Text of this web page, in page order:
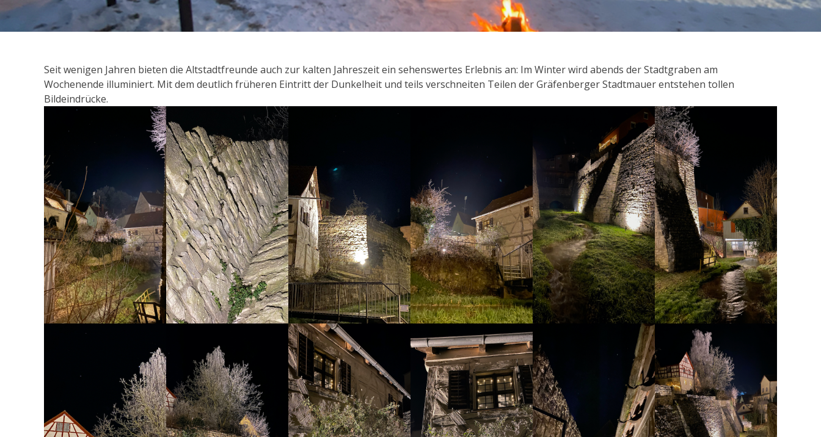
Seit wenigen Jahren bieten die Altstadtfreunde auch zur kalten Jahreszeit ein sehenswertes Erlebnis an: Im Winter wird abends der Stadtgraben am
Wochenende illuminiert. Mit dem deutlich früheren Eintritt der Dunkelheit und teils verschneiten Teilen der Gräfenberger Stadtmauer entstehen tollen
Bildeindrücke.